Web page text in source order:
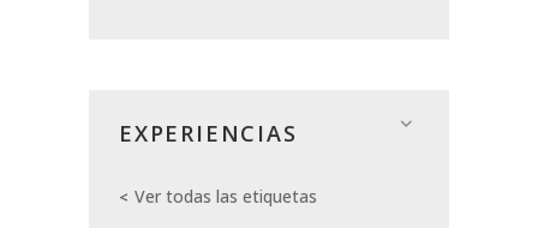
EXPERIENCIAS
Ver todas las etiquetas